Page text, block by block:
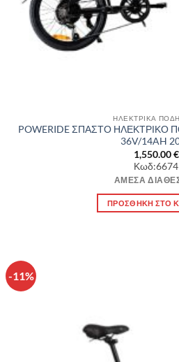
ΗΛΕΚΤΡΙΚΑ
POWERIDE ΣΠΑΣΤΟ ΗΛΕΚΤΡΙΚΟ
36V/14AH
1,550.00€
Κωδ:6674
ΆΜΕΣΑ
ΠΡΟΣΘΉΚΗ ΣΤΟ
-11%